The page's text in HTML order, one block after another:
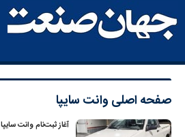
صفحه اصلی وانت سایپا
آغاز ثبت‌نام وانت سایپا ۱۵۱ ارتقاءیافته؛ لینک و جزئیات